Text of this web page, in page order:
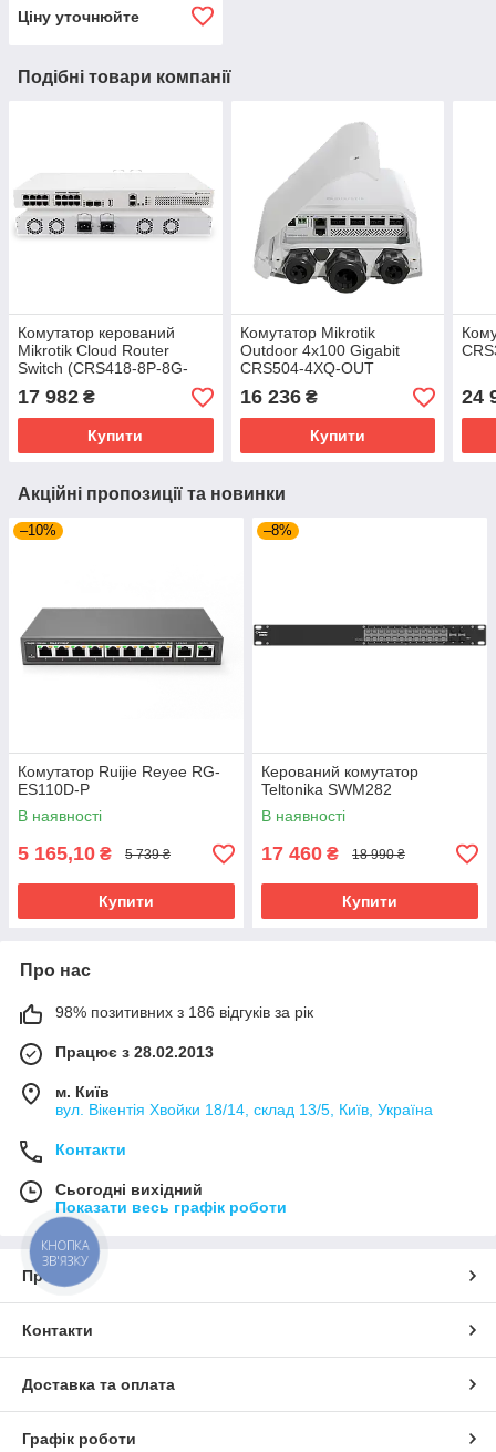
Ціну уточнюйте
Подібні товари компанії
Комутатор керований
Mikrotik Cloud Router
Switch (CRS418-8P-8G-
2S+RM)
17 982 ₴
Купити
Комутатор Mikrotik
Outdoor 4x100 Gigabit
CRS504-4XQ-OUT
16 236₴
Купити
24
Акційні пропозиції та новинки
–10%
Комутатор Ruijie Reyee RG-
ES110D-P
В наявності
5 165,10 ₴ 5 739 ₴
Купити
–8%
Керований комутатор
Teltonika SWM282
В наявності
17 460 ₴ 18 990 ₴
Купити
Про нас
98% позитивних з 186 відгуків за рік
Працює з 28.02.2013
м. Київ
вул. Вікентія Хвойки 18/14, склад 13/5, Київ, Україна
Контакти
Сьогодні вихідний
Показати весь графік роботи
Про нас
Контакти
Доставка та оплата
Графік роботи
КНОПКА
ЗВ'ЯЗКУ